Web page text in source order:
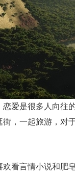
恋爱是很多人向往
，一起旅游，对
看言情小说和肥